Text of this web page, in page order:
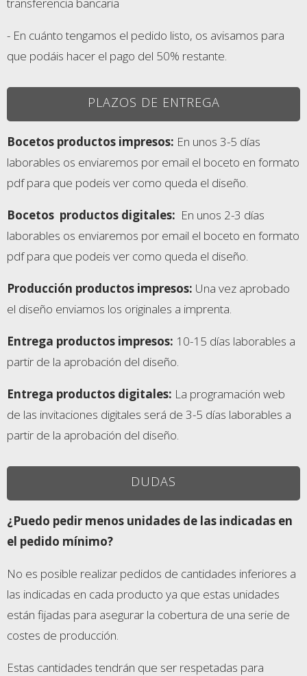
- En cuánto tengamos el pedido listo, os avisamos para
que podáis hacer el pago del 50% restante.
PLAZOS DE ENTREGA
Bocetos productos impresos: En unos 3-5 días
laborables os enviaremos por email el boceto en formato
pdf para que podeis ver como queda el diseño.
Bocetos productos digitales: En unos 2-3 días
laborables os enviaremos por email el boceto en formato
pdf para que podeis ver como queda el diseño.
Producción productos impresos: Una vez aprobado
el diseño enviamos los originales a imprenta.
Entrega productos impresos: 10-15 días laborables a
partir de la aprobación del diseño.
Entrega productos digitales: La programación web
de las invitaciones digitales será de 3-5 días laborables a
partir de la aprobación del diseño.
DUDAS
¿Puedo pedir menos unidades de las indicadas en
el pedido mínimo?
No es posible realizar pedidos de cantidades inferiores a
las indicadas en cada producto ya que estas unidades
están fijadas para asegurar la cobertura de una serie de
costes de producción.
Estas cantidades tendrán que ser respetadas para